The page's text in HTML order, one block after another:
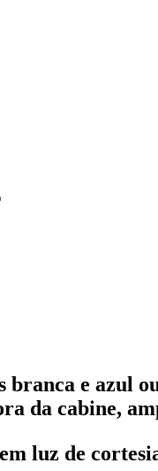
e azul
da cabine,
luz de